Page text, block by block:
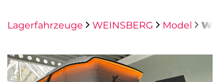
Lagerfahrzeuge WEINSBERG Model